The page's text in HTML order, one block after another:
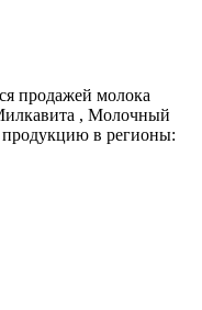
продажей молока
, Молочный
в регионы: